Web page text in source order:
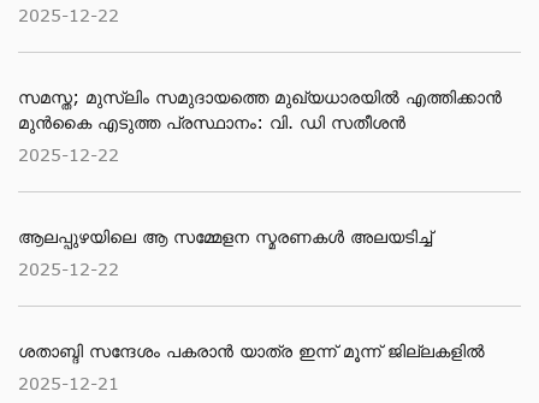
2025-12-22
സമസ്ത; മുസ്ലിം സമുദായത്തെ മുഖ്യധാരയിൽ എത്തിക്കാൻ
മുൻകൈ എടുത്ത പ്രസ്ഥാനം: വി. ഡി സതീശൻ
2025-12-22
ആലപ്പുഴയിലെ ആ സമ്മേളന സ്മരണകൾ അലയടിച്ച്
2025-12-22
ശതാബ്ദി സന്ദേശം പകരാൻ യാത്ര ഇന്ന് മൂന്ന് ജില്ലകളിൽ
2025-12-21